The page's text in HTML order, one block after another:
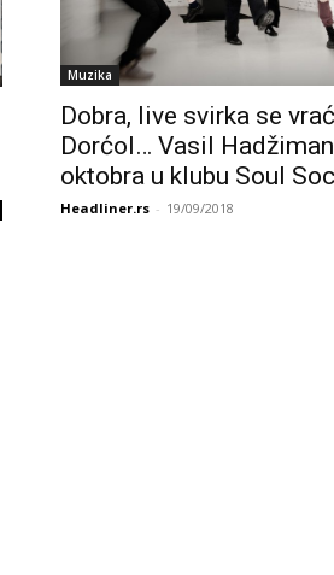
Muzika
Dobra, live svirka se
Dorćol… Vasil
oktobra u klubu Soul
Headliner.rs - 19/09/2018